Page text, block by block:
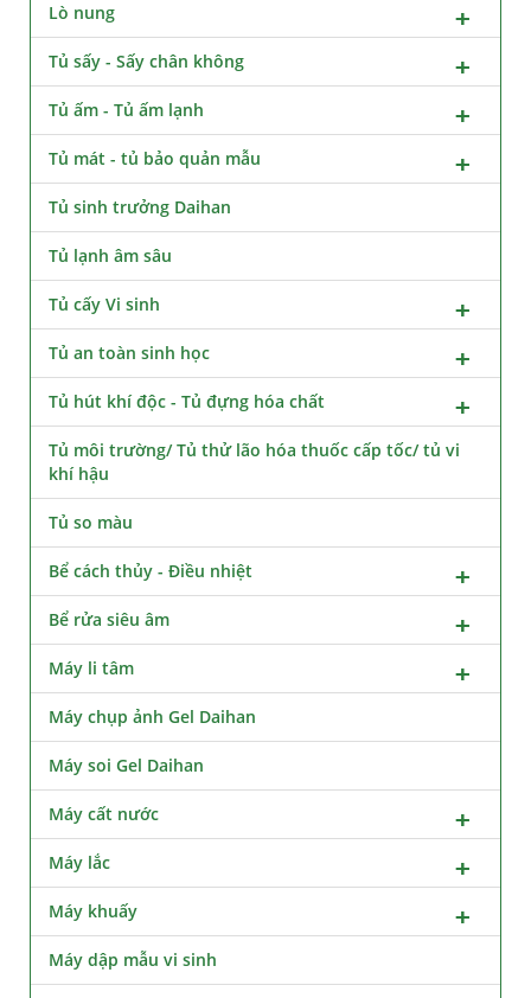
Lò nung
Tủ sấy - Sấy chân không
Tủ ấm - Tủ ấm lạnh
Tủ mát - tủ bảo quản mẫu
Tủ sinh trưởng Daihan
Tủ lạnh âm sâu
Tủ cấy Vi sinh
Tủ an toàn sinh học
Tủ hút khí độc - Tủ đựng hóa chất
Tủ môi trường/ Tủ thử lão hóa thuốc cấp tốc/ tủ vi
khí hậu
Tủ so màu
Bể cách thủy - Điều nhiệt
Bể rửa siêu âm
Máy li tâm
Máy chụp ảnh Gel Daihan
Máy soi Gel Daihan
Máy cất nước
Máy lắc
Máy khuấy
Máy dập mẫu vi sinh